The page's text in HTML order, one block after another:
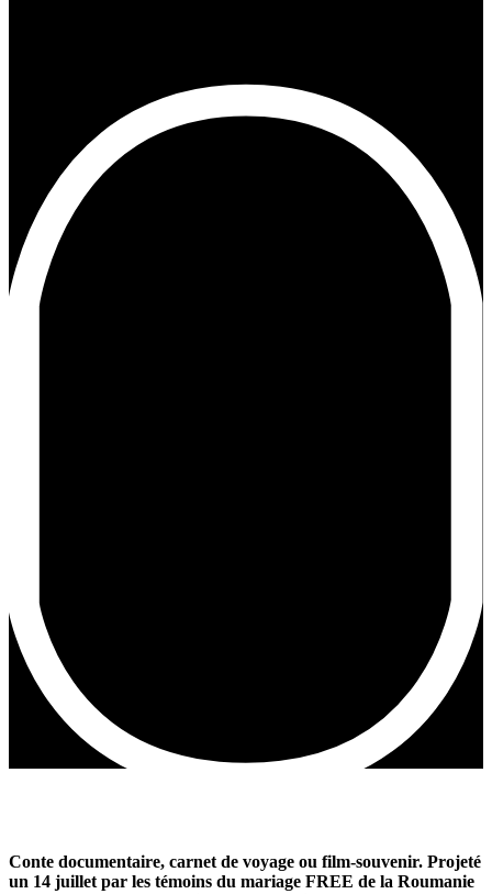
Conte documentaire, carnet de voyage ou film-souvenir. Projeté
un 14 juillet par les témoins du mariage FREE de la Roumanie